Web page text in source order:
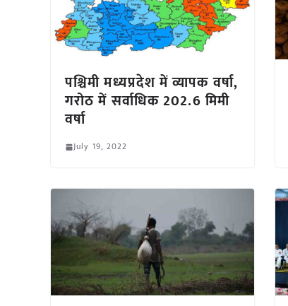
पश्चिमी मध्यप्रदेश में व्यापक वर्षा,
गरोठ में सर्वाधिक 202.6 मिमी
वर्षा
July 19, 2022